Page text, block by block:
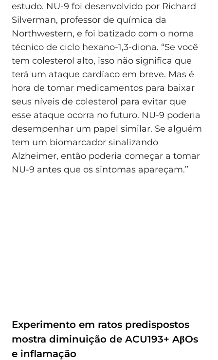
estudo. NU-9 foi desenvolvido por Richard
Silverman, professor de química da
Northwestern, e foi batizado com o nome
técnico de ciclo hexano-1,3-diona. “Se você
tem colesterol alto, isso não significa que
terá um ataque cardíaco em breve. Mas é
hora de tomar medicamentos para baixar
seus níveis de colesterol para evitar que
esse ataque ocorra no futuro. NU-9 poderia
desempenhar um papel similar. Se alguém
tem um biomarcador sinalizando
Alzheimer, então poderia começar a tomar
NU-9 antes que os sintomas apareçam.”
Experimento em ratos predispostos
mostra diminuição de ACU193+ AβOs
e inflamação